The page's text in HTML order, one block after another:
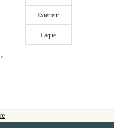
Extérieur
Laque